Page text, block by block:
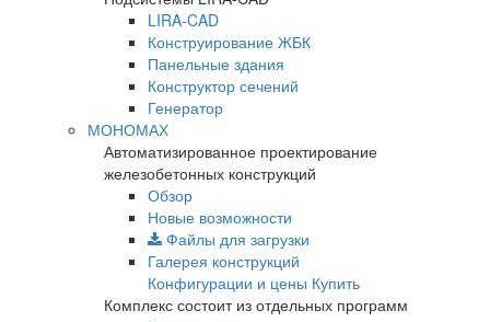
LIRA-CAD
Конструирование ЖБК
Панельные здания
Конструктор сечений
Генератор
МОНОМАХ
Автоматизированное проектирование
железобетонных конструкций
Обзор
Новые возможности
Файлы для загрузки
Галерея конструкций
Конфигурации и цены Купить
Комплекс состоит из отдельных программ